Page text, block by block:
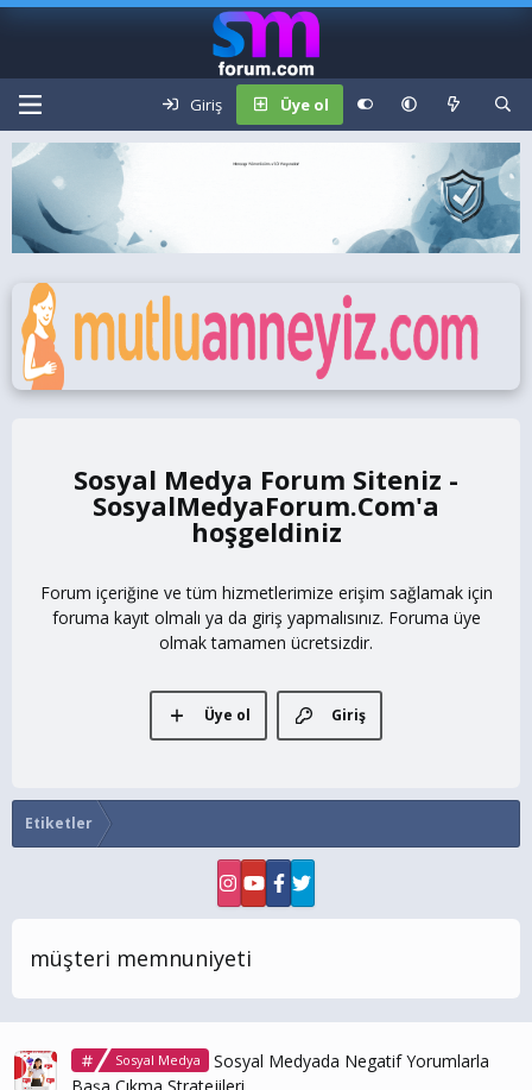
Giriş Üye ol
Sosyal Medya Forum Siteniz -
SosyalMedyaForum.Com
Forum içeriğine ve tüm hizmetlerimize erişim sağlamak için
foruma kayıt olmalı ya da giriş yapmalısınız. Foruma üye
olmak tamamen ücretsizdir.
Giriş
Üye ol
Etiketler
müşteri memnuniyeti
Sosyal Medya
Sosyal Medyada Negatif Yorumlarla
Başa Çıkma Stratejileri